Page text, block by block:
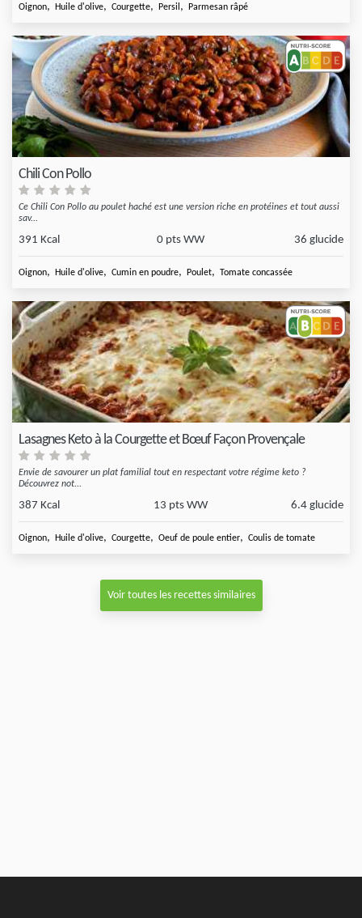
Oignon, Huile d'olive, Courgette, Persil , Parmesan râpé
Chili Con Pollo
Ce Chili Con Pollo au poulet haché est une version riche en protéines et tout aussi
sav...
391 Kcal 0 pts WW 36 glucide
Oignon, Huile d'olive, Cumin en poudre, Poulet, Tomate concassée
Lasagnes Keto à la Courgette et Bœuf Façon Provençale
Envie de savourer un plat familial tout en respectant votre régime keto ?
Découvrez not...
387 Kcal 13 pts WW 6.4 glucide
Oignon, Huile d'olive, Courgette, Oeuf de poule entier, Coulis de tomate
Voir toutes les recettes similaires